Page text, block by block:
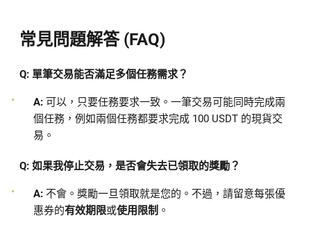
常見問題解答 (FAQ)
Q: 單筆交易能否滿足多個任務需求？
A: 可以，只要任務要求一致。一筆交易可能同時完成兩
個任務，例如兩個任務都要求完成 100 USDT 的現貨交
易。
Q: 如果我停止交易，是否會失去已領取的獎勵？
A: 不會。獎勵一旦領取就是您的。不過，請留意每張優
惠券的有效期限或使用限制 。